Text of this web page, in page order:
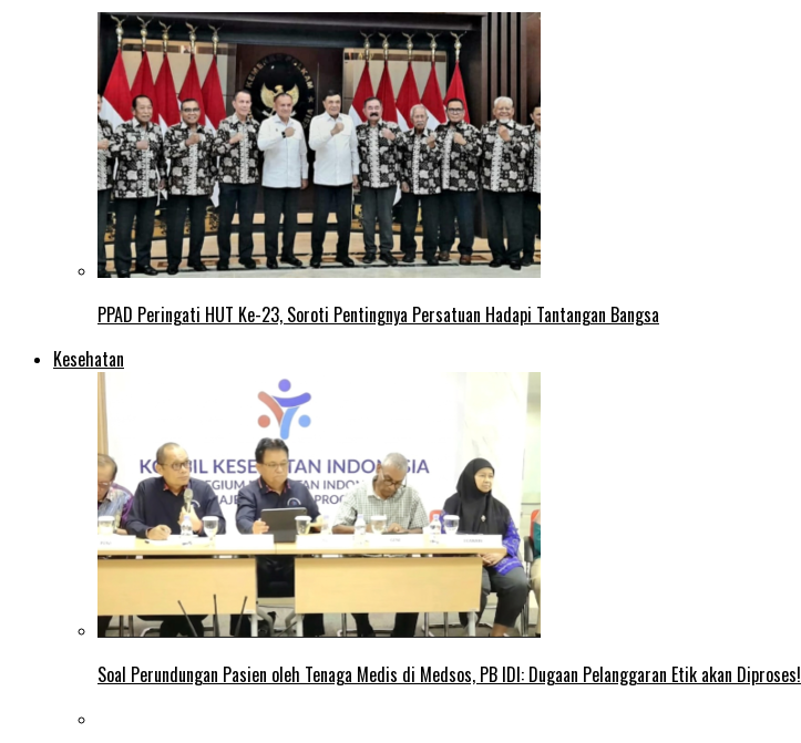
PPAD Peringati HUT Ke-23, Soroti Pentingnya Persatuan Hadapi Tantangan Bangsa
Kesehatan
Soal Perundungan Pasien oleh Tenaga Medis di Medsos, PB IDI: Dugaan Pelanggaran Etik akan Diproses!